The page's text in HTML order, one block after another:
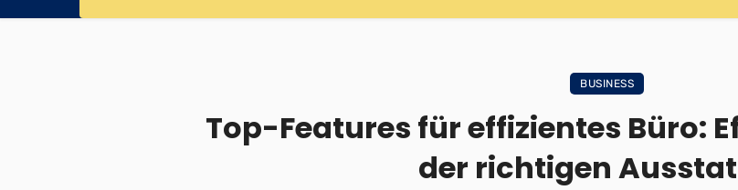
BUSINESS
Top-Features für effizientes Büro:
der richtigen